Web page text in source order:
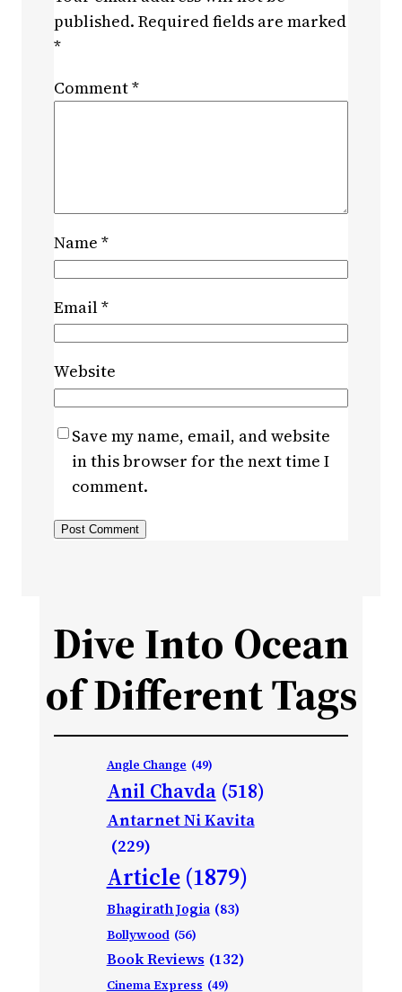
published. Required fields are marked
*
Comment*
Name *
Email*
Website
Save my name, email, and website
in this browser for the next time I
comment.
Dive Into Ocean
of Different Tags
Angle Change (49)
Anil Chavda (518)
Antarnet Ni Kavita
(229)
Article (1879)
Bhagirath Jogia (83)
Bollywood (56)
Book Reviews (132)
Cinema Express (49)